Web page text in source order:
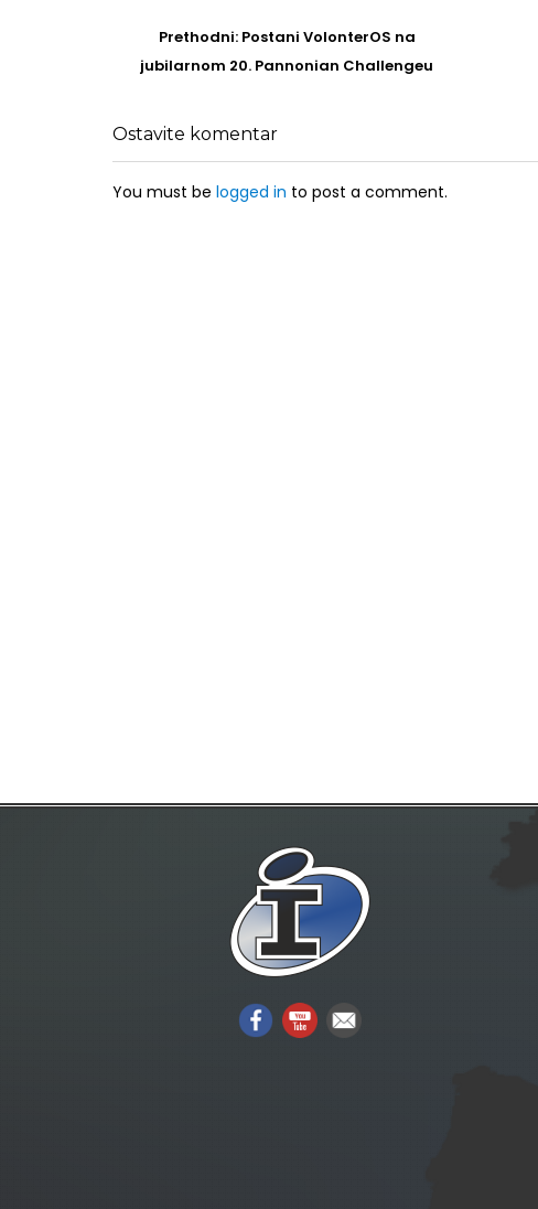
navigation
Prethodni: Prethodni
post
Postani VolonterOS na
jubilarnom 20. Pannonian Challengeu
Ostavite komentar
You must be logged in to post a comment.